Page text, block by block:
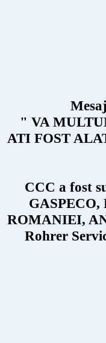
" VA
ATI FOST
CCC a fost
ROMANIEI,
Rohrer